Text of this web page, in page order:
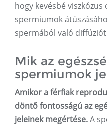
hogy kevésbé
spermiumok
spermából való diffúziót.
Mik az
spermiumok
Amikor a férfiak
döntő fontosságú az
jeleinek megértése.A